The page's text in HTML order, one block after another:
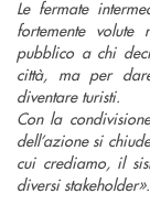
Le fermate
fortemente
pubblico a chi
città, ma per
diventare turisti.
Con la
dell’azione si
cui crediamo, il
diversi stakeholder».